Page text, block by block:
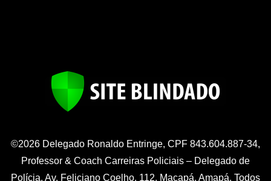
©2026 Delegado Ronaldo Entringe, CPF 843.604.887-34,
Professor & Coach Carreiras Policiais – Delegado de
Polícia. Av. Feliciano Coelho, 112, Macapá, Amapá. Todos